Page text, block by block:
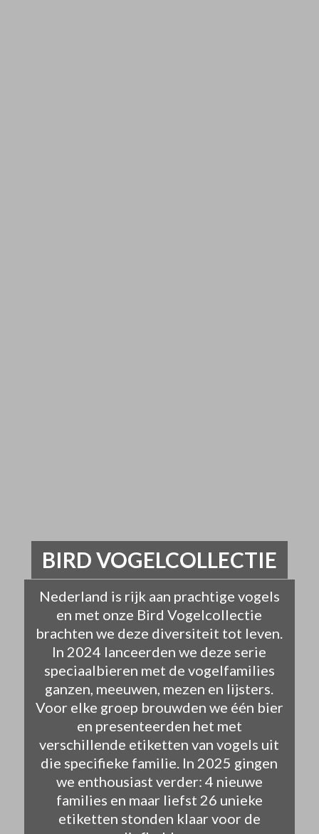
BIRD VOGELCOLLECTIE
Nederland is rijk aan prachtige vogels
en met onze Bird Vogelcollectie
brachten we deze diversiteit tot leven.
In 2024 lanceerden we deze serie
speciaalbieren met de vogelfamilies
ganzen, meeuwen, mezen en lijsters.
Voor elke groep brouwden we één bier
en presenteerden het met
verschillende etiketten van vogels uit
die specifieke familie. In 2025 gingen
we enthousiast verder: 4 nieuwe
families en maar liefst 26 unieke
etiketten stonden klaar voor de